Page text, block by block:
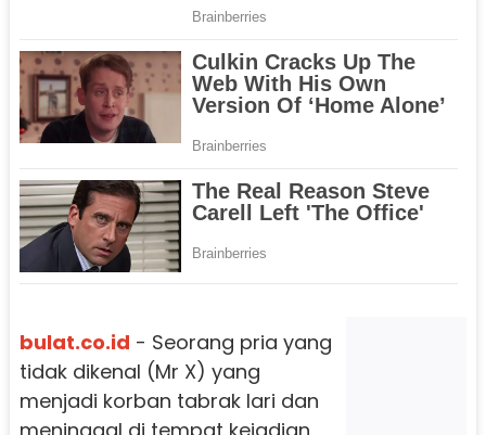
bulat.co.id - Seorang pria yang
tidak dikenal (Mr X) yang
menjadi korban tabrak lari dan